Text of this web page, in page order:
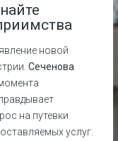
новой
Сеченова
на путевки
услуг.